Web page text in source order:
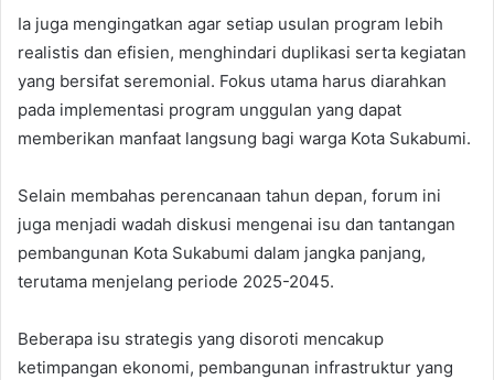
Ia juga mengingatkan agar setiap usulan program lebih
realistis dan efisien, menghindari duplikasi serta kegiatan
yang bersifat seremonial. Fokus utama harus diarahkan
pada implementasi program unggulan yang dapat
memberikan manfaat langsung bagi warga Kota Sukabumi.
Selain membahas perencanaan tahun depan, forum ini
juga menjadi wadah diskusi mengenai isu dan tantangan
pembangunan Kota Sukabumi dalam jangka panjang,
terutama menjelang periode 2025-2045.
Beberapa isu strategis yang disoroti mencakup
ketimpangan ekonomi, pembangunan infrastruktur yang